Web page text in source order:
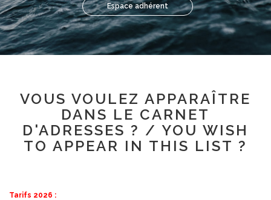
Espace adhérent
VOUS VOULEZ APPARAÎTRE
DANS LE CARNET
D'ADRESSES ? / YOU WISH
TO APPEAR IN THIS LIST ?
Tarifs 2026 :